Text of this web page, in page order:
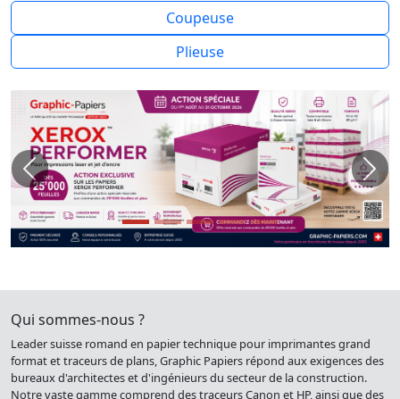
Coupeuse
Plieuse
Previous Next
Qui sommes-nous ?
Leader suisse romand en papier technique pour imprimantes grand
format et traceurs de plans, Graphic Papiers répond aux exigences des
bureaux d'architectes et d'ingénieurs du secteur de la construction.
Notre vaste gamme comprend des traceurs Canon et HP, ainsi que des